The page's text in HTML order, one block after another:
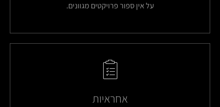
על אין ספור פרויקטים מגוונים.
אחראיות